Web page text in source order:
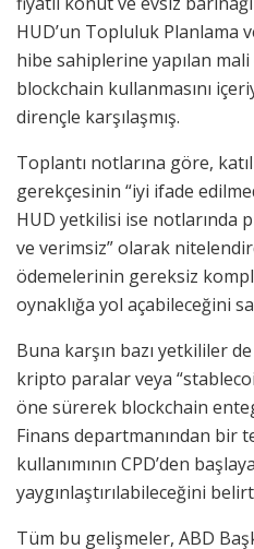
HUD’un Topluluk Planlama
hibe sahiplerine yapılan
blockchain kullanmasını
dirençle karşılaşmış.
Toplantı notlarına göre,
gerekçesinin “iyi ifade
HUD yetkilisi ise notlarında
ve verimsiz” olarak
ödemelerinin gereksiz
oynaklığa yol açabileceğini
Buna karşın bazı yetkililer
kripto paralar veya
öne sürerek blockchain
Finans departmanından bir
kullanımının CPD’den
yaygınlaştırılabileceğini
Tüm bu gelişmeler, ABD